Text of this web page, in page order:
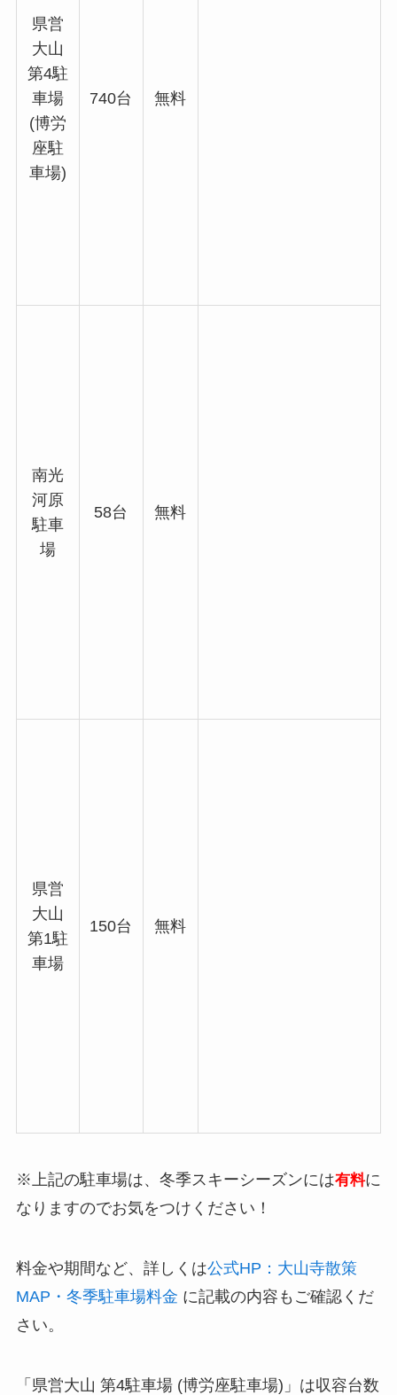
県営
大山
第4駐
車場
(博労
座駐
車場)
740台 無料
南光
河原
駐車
場
58台 無料
県営
大山
第1駐
車場
150台 無料
※上記の駐車場は、冬季スキーシーズンには有料に
なりますのでお気をつけください！
料金や期間など、詳しくは公式HP：大山寺散策
MAP・冬季駐車場料金 に記載の内容もご確認くだ
さい。
「県営大山 第4駐車場 (博労座駐車場)」は収容台数